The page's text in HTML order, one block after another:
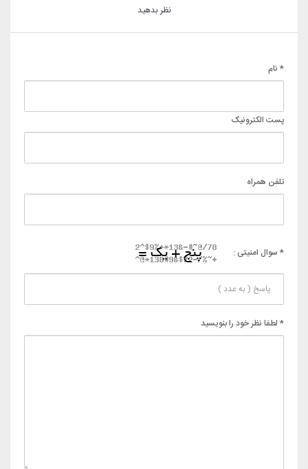
نظر بدهید
* نام
پست الکترونیک
تلفن همراه
* سوال امنیتی :
* لطفا نظر خود را بنویسید